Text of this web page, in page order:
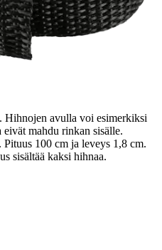
Hihnojen avulla voi esimerkiksi
mahdu rinkan sisälle.
100 cm ja leveys 1,8 cm.
sisältää kaksi hihnaa.